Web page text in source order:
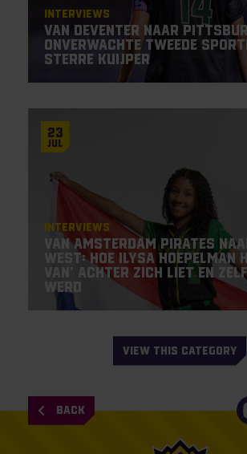
Interviews
Van Deventer naar
onverwachte tweede
Sterre Kuijper
23
Jul
Interviews
Van Amsterdam Pirates
West: hoe Ilysa Hoepelman
van’ achter zich liet en
werd
VIEW THIS CATEGORY
BACK